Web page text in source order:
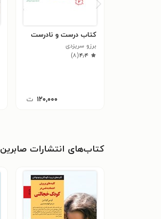
کتاب درست و نادرست
برزو سریزدی
۴٫۴(۸)
۱۲۰,۰۰۰ ت
کتاب‌های انتشارات صابرین